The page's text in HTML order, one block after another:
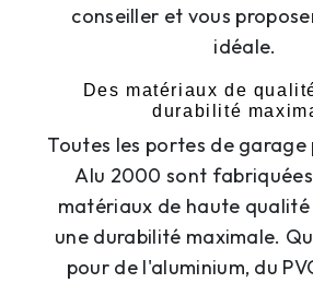
conseiller et vous
idéale.
Des matériaux de
durabilité
Toutes les portes de garage
Alu 2000 sont
matériaux de haute
une durabilité maximale.
pour de l'aluminium, du